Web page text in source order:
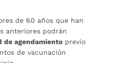
de 60 años que han
anteriores podrán
de agendamientoprevio
de vacunación